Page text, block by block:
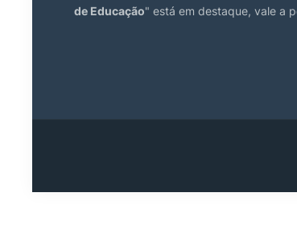
de Educação" está em destaque, vale a